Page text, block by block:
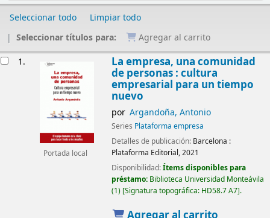
Seleccionar todo
Limpiar todo
Seleccionar títulos para:
Agregar al carrito
1.
Portada local
La empresa, una comunidad
de personas : cultura
empresarial para un tiempo
nuevo
por Argandoña, Antonio
Series Plataforma empresa
Detalles de publicación: Barcelona :
Plataforma Editorial,2021
Disponibilidad:Ítems disponibles para
préstamo: Biblioteca Universidad Monteávila
(1) Signatura topográfica: HD58.7 A7 .